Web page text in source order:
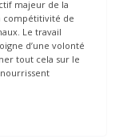
majeur de la
compétitivité de
Le travail
d’une volonté
tout cela sur le